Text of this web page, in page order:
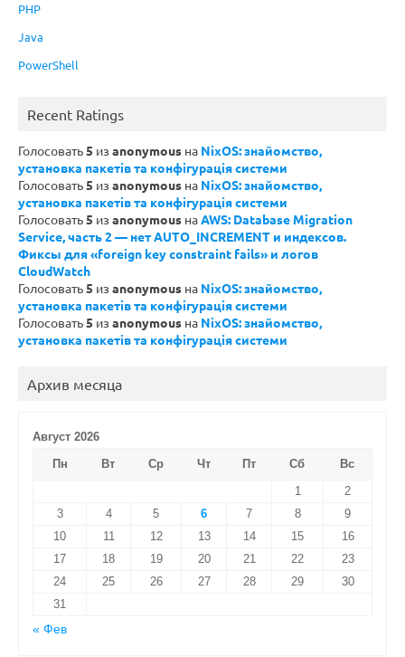
PHP
Java
PowerShell
Recent Ratings
Голосовать5 из anonymous на NixOS: знайомство,
установка пакетів та конфігурація системи
Голосовать5 из anonymous на NixOS: знайомство,
установка пакетів та конфігурація системи
Голосовать5 из anonymous наAWS: Database Migration
Service, часть 2 — нет AUTO_INCREMENT и индексов.
Фиксы для «foreign key constraint fails» и логов
CloudWatch
Голосовать5 из anonymous на NixOS: знайомство,
установка пакетів та конфігурація системи
Голосовать5 из anonymous на NixOS: знайомство,
установка пакетів та конфігурація системи
Архив месяца
Август 2026
Пн
Вт Ср Чт Пт Сб
Вс
1
2
3
4 5 6 7 8
9
10
11 12 13 14 15
16
17
18 19 20 21 22
23
24
25 26 27 28 29
30
31
« Фев